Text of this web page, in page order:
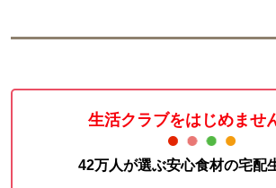
生活クラブをはじめませ
42万人が選ぶ安心食材の宅配